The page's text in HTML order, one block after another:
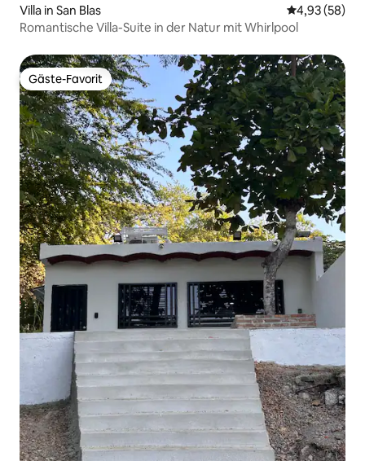
Villa in San Blas
4,93 (58)
Romantische Villa-Suite in der Natur mit Whirlpool
Gäste-Favorit
Gäste-Favorit